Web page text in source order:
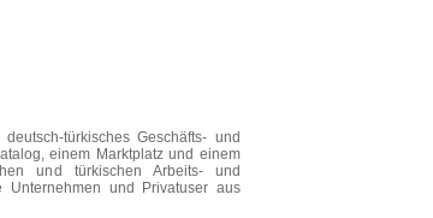
türkisches Geschäfts- und
einem Marktplatz und einem
und türkischen Arbeits- und
Unternehmen und Privatuser aus